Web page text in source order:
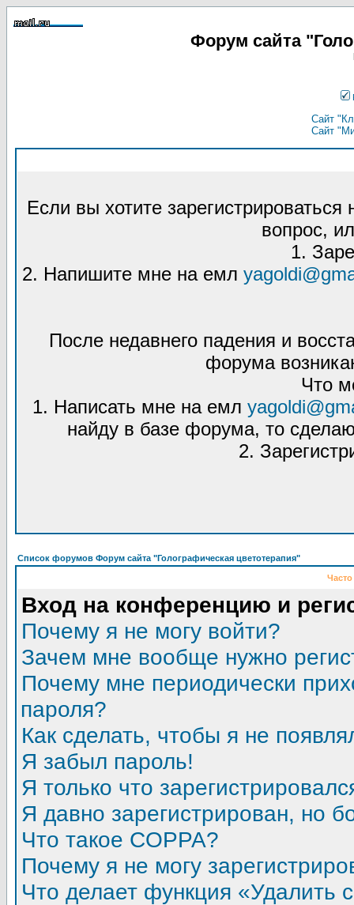
Форум сайта
Сайт
Сайт
Если вы хотите
вопрос,
1.
2. Напишите мне на емл
После недавнего падения и
форума
Что
1. Написать мне на емл
найду в базе форума, то
2.
Список форумов Форум сайта "Голографическая цветотерапия"
Вход на конференцию и
Почему я не могу войти?
Зачем мне вообще нужно
Почему мне периодически
пароля?
Как сделать, чтобы я не
Я забыл пароль!
Я только что
Я давно зарегистрирован, но
Что такое COPPA?
Почему я не могу
Что делает функция «Удалить